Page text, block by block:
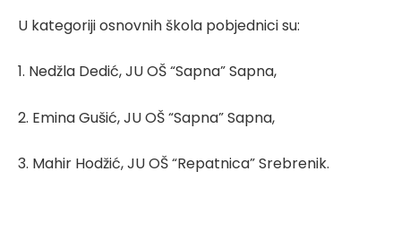
U kategoriji osnovnih škola pobjednici su:
1. Nedžla Dedić, JU OŠ “Sapna” Sapna,
2. Emina Gušić, JU OŠ “Sapna” Sapna,
3. Mahir Hodžić, JU OŠ “Repatnica” Srebrenik.